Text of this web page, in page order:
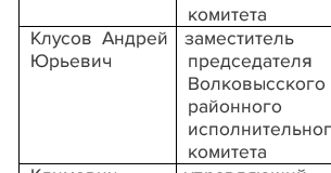
комитета
Клусов Андрей
Юрьевич
заместитель
председателя
Волковысского
районного
комитета